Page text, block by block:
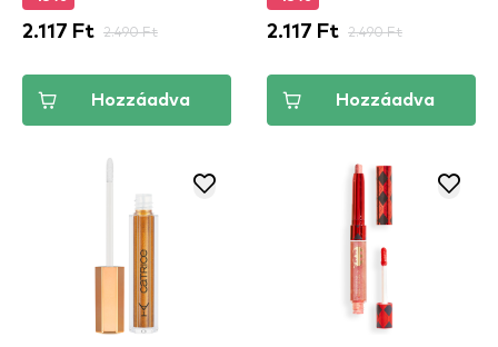
2.117 Ft 2.490 Ft
Hozzáadva
2.117 Ft 2.490 Ft
Hozzáadva